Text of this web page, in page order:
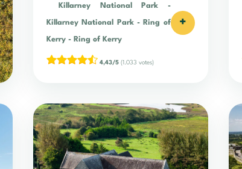
Killarney National Park -
Killarney National Park- Ring of
Kerry - Ring of Kerry
+
4,43/5 (1.033 votes)